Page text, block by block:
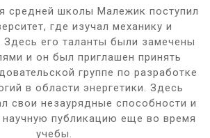
средней школы Малежик поступил
где изучал механику и
Здесь его таланты были замечены
и он был приглашен принять
группе по разработке
в области энергетики. Здесь
свои незаурядные способности и
научную публикацию еще во время
учебы.